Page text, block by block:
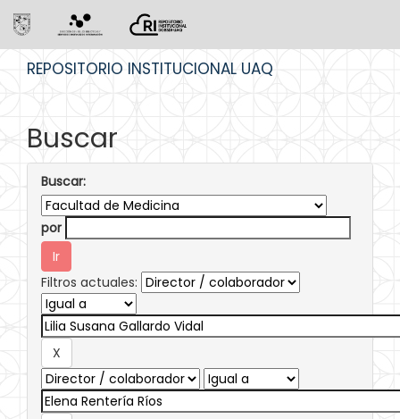
REPOSITORIO INSTITUCIONAL UAQ
Buscar
Buscar:
por
Filtros actuales: